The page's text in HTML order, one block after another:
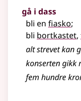
gå i dass
bli en fiasko;
bli bortkastet,
alt strevet kan
konserten gikk
fem hundre